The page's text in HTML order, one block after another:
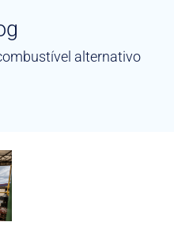
alternativo